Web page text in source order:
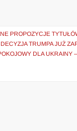
PROPOZYCJE
TRUMPA JUŻ
DLA